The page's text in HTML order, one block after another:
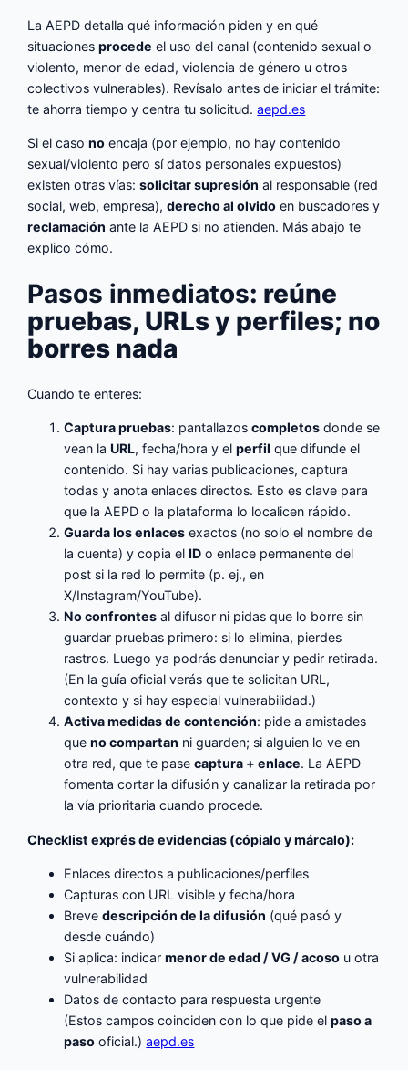
La AEPD detalla qué información piden y en qué
situacionesprocede el uso del canal (contenido sexual o
violento, menor de edad, violencia de género u otros
colectivos vulnerables). Revísalo antes de iniciar el trámite:
te ahorra tiempo y centra tu solicitud.aepd.es
Si el casono encaja (por ejemplo, no hay contenido
sexual/violento pero sí datos personales expuestos)
existen otras vías:solicitar supresión al responsable (red
social, web, empresa),derecho al olvido en buscadores y
reclamación ante la AEPD si no atienden. Más abajo te
explico cómo.
Pasos inmediatos: reúne
pruebas, URLs y perfiles; no
borres nada
Cuando te enteres:
Captura pruebas: pantallazoscompletos donde se
vean laURL, fecha/hora y elperfil que difunde el
contenido. Si hay varias publicaciones, captura
todas y anota enlaces directos. Esto es clave para
que la AEPD o la plataforma lo localicen rápido.
Guarda los enlaces exactos (no solo el nombre de
la cuenta) y copia elID o enlace permanente del
post si la red lo permite (p. ej., en
X/Instagram/YouTube).
No confrontes al difusor ni pidas que lo borre sin
guardar pruebas primero: si lo elimina, pierdes
rastros. Luego ya podrás denunciar y pedir retirada.
(En la guía oficial verás que te solicitan URL,
contexto y si hay especial vulnerabilidad.)
Activa medidas de contención: pide a amistades
queno compartan ni guarden; si alguien lo ve en
otra red, que te pasecaptura + enlace. La AEPD
fomenta cortar la difusión y canalizar la retirada por
la vía prioritaria cuando procede.
Checklist exprés de evidencias (cópialo y márcalo):
Enlaces directos a publicaciones/perfiles
Capturas con URL visible y fecha/hora
Brevedescripción de la difusión (qué pasó y
desde cuándo)
Si aplica: indicarmenor de edad / VG / acoso u otra
vulnerabilidad
Datos de contacto para respuesta urgente
(Estos campos coinciden con lo que pide elpaso a
paso oficial.)aepd.es